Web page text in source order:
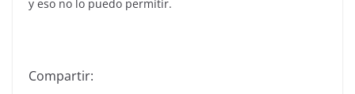
y eso no lo puedo permitir.
Compartir: